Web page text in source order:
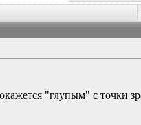
"глупым" с точки